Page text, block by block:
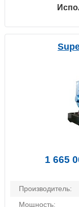
1 665
Производитель:
Мощность: